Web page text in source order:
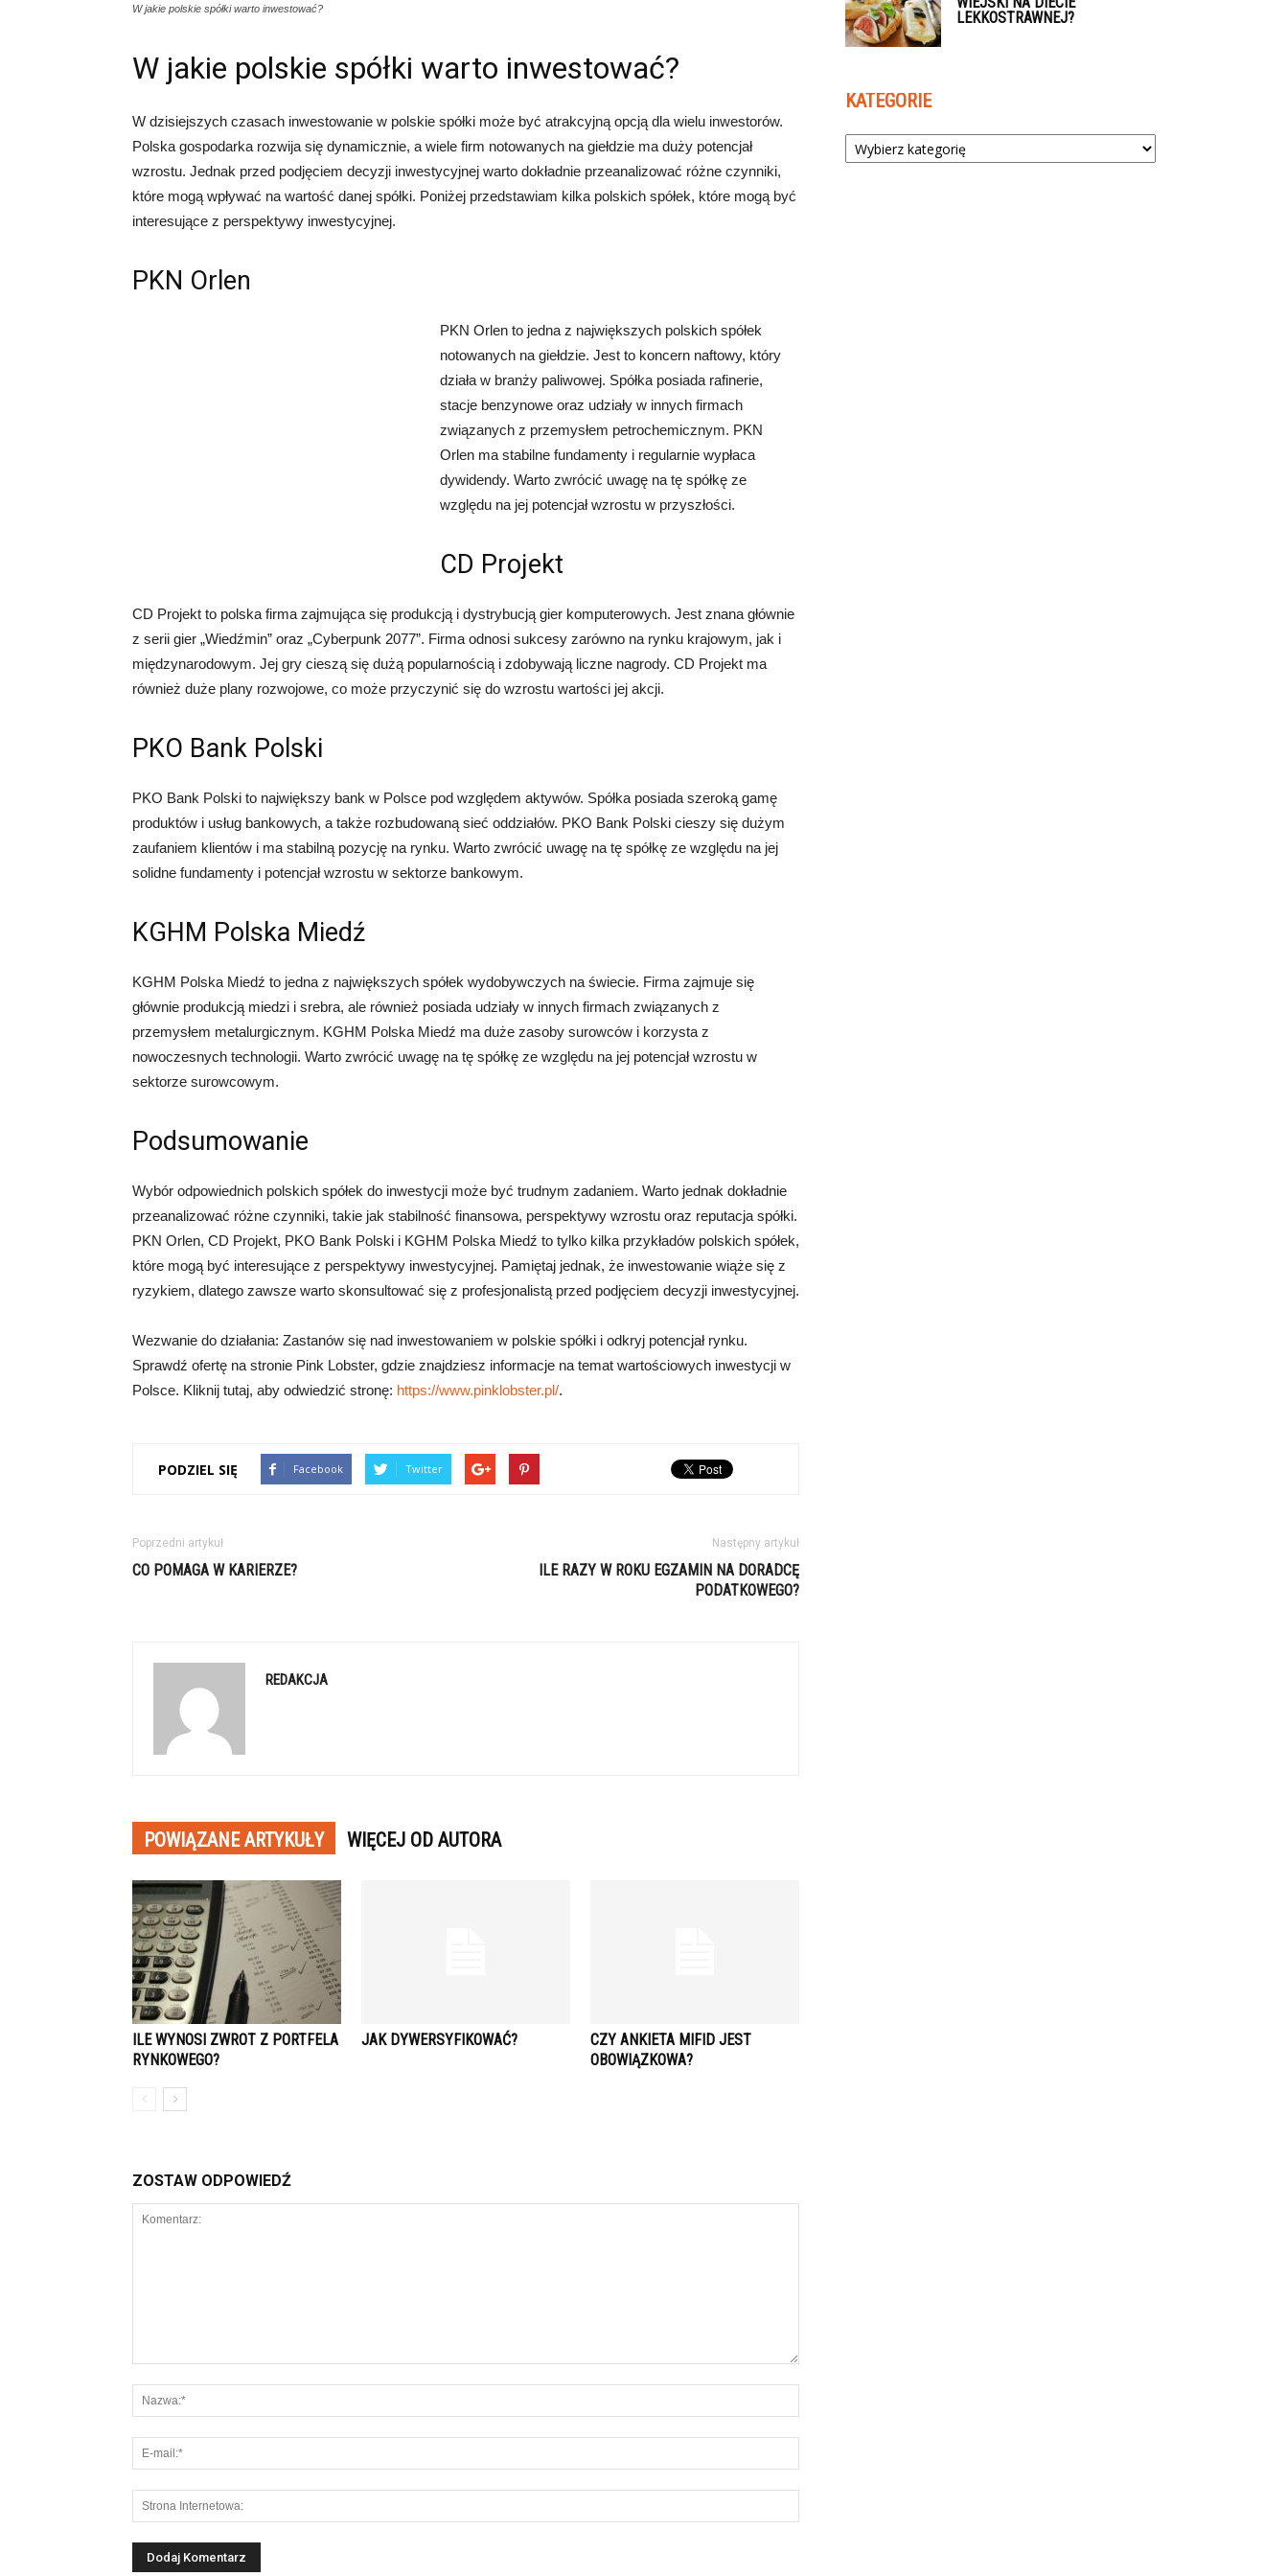
W jakie polskie spółki warto inwestować?
W jakie polskie spółki warto inwestować?
W dzisiejszych czasach inwestowanie w polskie spółki może być atrakcyjną opcją dla wielu inwestorów.
Polska gospodarka rozwija się dynamicznie, a wiele firm notowanych na giełdzie ma duży potencjał
wzrostu. Jednak przed podjęciem decyzji inwestycyjnej warto dokładnie przeanalizować różne czynniki,
które mogą wpływać na wartość danej spółki. Poniżej przedstawiam kilka polskich spółek, które mogą być
interesujące z perspektywy inwestycyjnej.
PKN Orlen
PKN Orlen to jedna z największych polskich spółek
notowanych na giełdzie. Jest to koncern naftowy, który
działa w branży paliwowej. Spółka posiada rafinerie,
stacje benzynowe oraz udziały w innych firmach
związanych z przemysłem petrochemicznym. PKN
Orlen ma stabilne fundamenty i regularnie wypłaca
dywidendy. Warto zwrócić uwagę na tę spółkę ze
względu na jej potencjał wzrostu w przyszłości.
CD Projekt
CD Projekt to polska firma zajmująca się produkcją i dystrybucją gier komputerowych. Jest znana głównie
z serii gier „Wiedźmin” oraz „Cyberpunk 2077”. Firma odnosi sukcesy zarówno na rynku krajowym, jak i
międzynarodowym. Jej gry cieszą się dużą popularnością i zdobywają liczne nagrody. CD Projekt ma
również duże plany rozwojowe, co może przyczynić się do wzrostu wartości jej akcji.
PKO Bank Polski
PKO Bank Polski to największy bank w Polsce pod względem aktywów. Spółka posiada szeroką gamę
produktów i usług bankowych, a także rozbudowaną sieć oddziałów. PKO Bank Polski cieszy się dużym
zaufaniem klientów i ma stabilną pozycję na rynku. Warto zwrócić uwagę na tę spółkę ze względu na jej
solidne fundamenty i potencjał wzrostu w sektorze bankowym.
KGHM Polska Miedź
KGHM Polska Miedź to jedna z największych spółek wydobywczych na świecie. Firma zajmuje się
głównie produkcją miedzi i srebra, ale również posiada udziały w innych firmach związanych z
przemysłem metalurgicznym. KGHM Polska Miedź ma duże zasoby surowców i korzysta z
nowoczesnych technologii. Warto zwrócić uwagę na tę spółkę ze względu na jej potencjał wzrostu w
sektorze surowcowym.
Podsumowanie
Wybór odpowiednich polskich spółek do inwestycji może być trudnym zadaniem. Warto jednak dokładnie
przeanalizować różne czynniki, takie jak stabilność finansowa, perspektywy wzrostu oraz reputacja spółki.
PKN Orlen, CD Projekt, PKO Bank Polski i KGHM Polska Miedź to tylko kilka przykładów polskich spółek,
które mogą być interesujące z perspektywy inwestycyjnej. Pamiętaj jednak, że inwestowanie wiąże się z
ryzykiem, dlatego zawsze warto skonsultować się z profesjonalistą przed podjęciem decyzji inwestycyjnej.
Wezwanie do działania: Zastanów się nad inwestowaniem w polskie spółki i odkryj potencjał rynku.
Sprawdź ofertę na stronie Pink Lobster, gdzie znajdziesz informacje na temat wartościowych inwestycji w
Polsce. Kliknij tutaj, aby odwiedzić stronę: https://www.pinklobster.pl/.
PODZIEL SIĘ Facebook Twitter
Poprzedni artykuł
CO POMAGA W KARIERZE?
Następny artykuł
ILE RAZY W ROKU EGZAMIN NA DORADCĘ
PODATKOWEGO?
REDAKCJA
POWIĄZANE ARTYKUŁY WIĘCEJ OD AUTORA
ILE WYNOSI ZWROT Z PORTFELA
RYNKOWEGO?
JAK DYWERSYFIKOWAĆ?
CZY ANKIETA MIFID JEST
OBOWIĄZKOWA?
ZOSTAW ODPOWIEDŹ
LEKKOSTRAWNEJ?
KATEGORIE
Kategorie